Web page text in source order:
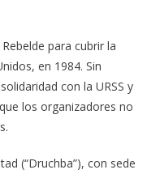
para cubrir la
en 1984. Sin
con la URSS y
los organizadores no
(“Druchba”), con sede